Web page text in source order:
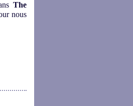
The
nous